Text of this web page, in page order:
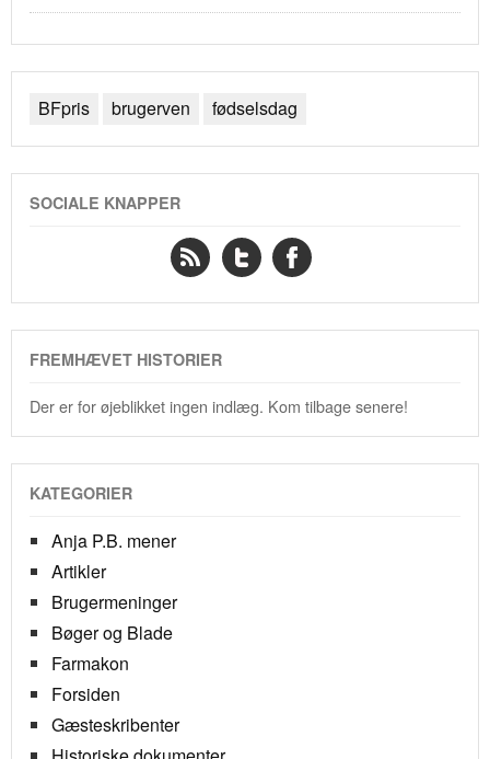
BFpris brugerven fødselsdag
SOCIALE KNAPPER
FREMHÆVET HISTORIER
Der er for øjeblikket ingen indlæg. Kom tilbage senere!
KATEGORIER
Anja P.B. mener
Artikler
Brugermeninger
Bøger og Blade
Farmakon
Forsiden
Gæsteskribenter